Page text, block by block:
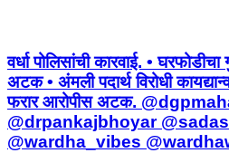
वर्धा पोलिसांची कारवाई. •
अटक • अंमली पदार्थ विरोधी
फरार आरोपीस अटक.
@drpankajbhoyar
@wardha_vibes